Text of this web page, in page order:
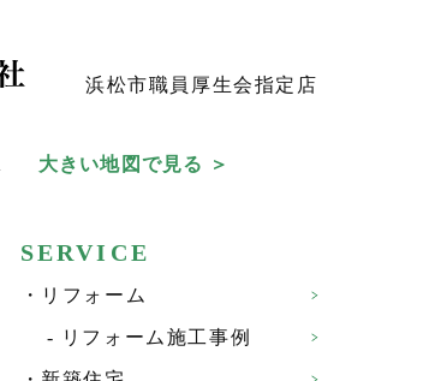
浜松市職員厚生会指定店
大きい地図で見る ＞
SERVICE
リフォーム
リフォーム施工事例